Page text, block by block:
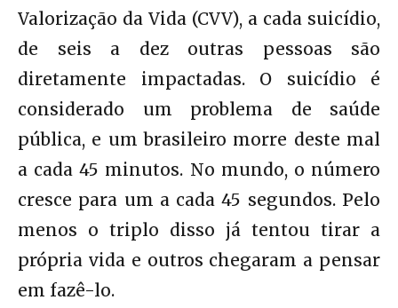
Valorização da Vida (CVV), a cada suicídio,
de seis a dez outras pessoas são
diretamente impactadas. O suicídio é
considerado um problema de saúde
pública, e um brasileiro morre deste mal
a cada 45 minutos. No mundo, o número
cresce para um a cada 45 segundos. Pelo
menos o triplo disso já tentou tirar a
própria vida e outros chegaram a pensar
em fazê-lo.